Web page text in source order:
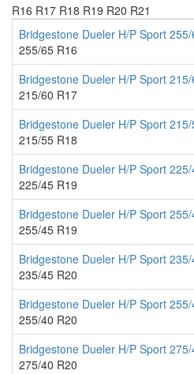
R16 R17 R18 R19 R20 R21
Bridgestone Dueler H/P Sport
255/65 R16
Bridgestone Dueler H/P Sport
215/60 R17
Bridgestone Dueler H/P Sport
215/55 R18
Bridgestone Dueler H/P Sport
225/45 R19
Bridgestone Dueler H/P Sport
255/45 R19
Bridgestone Dueler H/P Sport
235/45 R20
Bridgestone Dueler H/P Sport
255/40 R20
Bridgestone Dueler H/P Sport
275/40 R20